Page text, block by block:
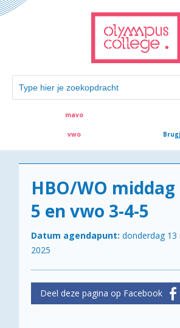
mavo
vwo
HBO/WO middag
5 en vwo 3-4-5
Datum agendapunt: donderdag
2025